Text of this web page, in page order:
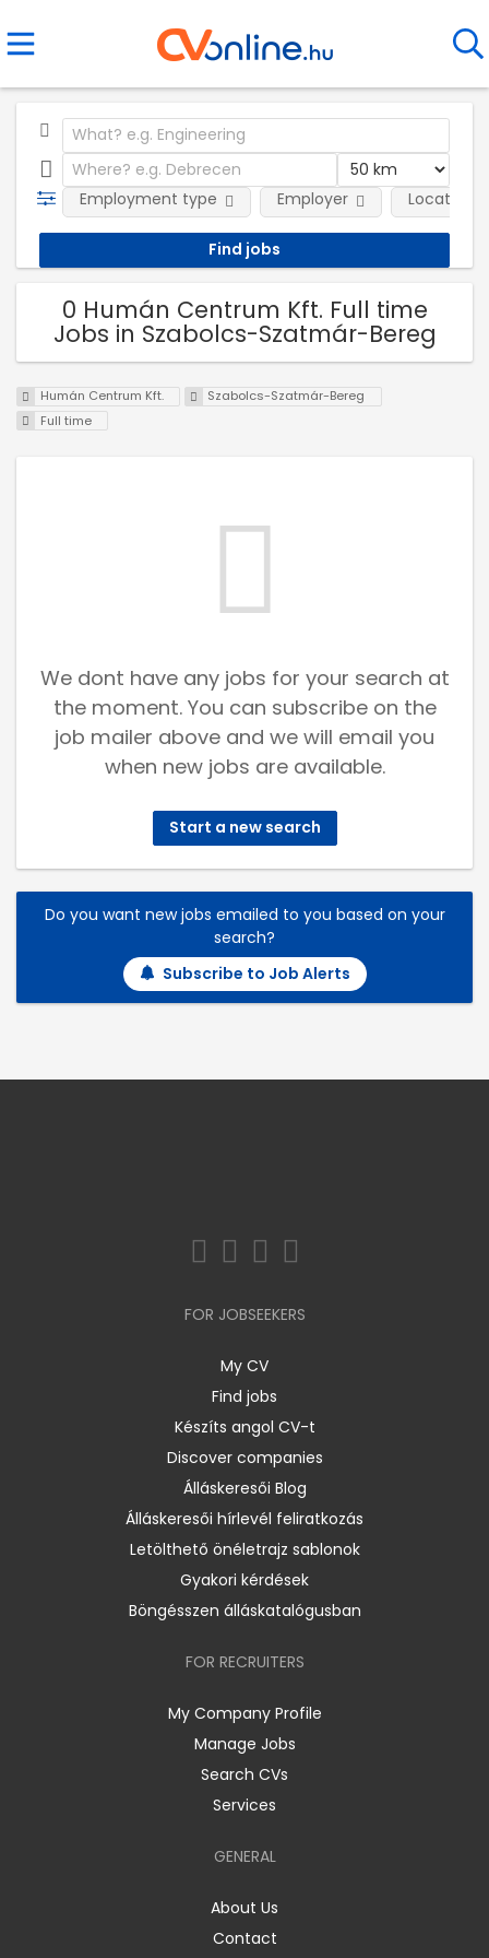
Employment type Employer Location
0 Humán Centrum Kft. Full time
Jobs in Szabolcs-Szatmár-Bereg
Humán Centrum Kft.
Szabolcs-Szatmár-Bereg
Full time
We dont have any jobs for your search at
the moment. You can subscribe on the
job mailer above and we will email you
when new jobs are available.
Start a new search
Do you want new jobs emailed to you based on your
search?
Subscribe to Job Alerts
FOR JOBSEEKERS
My CV
Find jobs
Készíts angol CV-t
Discover companies
Álláskeresői Blog
Álláskeresői hírlevél feliratkozás
Letölthető önéletrajz sablonok
Gyakori kérdések
Böngésszen álláskatalógusban
FOR RECRUITERS
My Company Profile
Manage Jobs
Search CVs
Services
GENERAL
About Us
Contact